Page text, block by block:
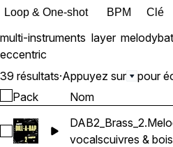
Loop & One-shot BPM Clé
multi-instruments layer melody
eccentric
39 résultats·Appuyez sur pour
Pack Nom
Sélectionnez
vocalscuivres & bois